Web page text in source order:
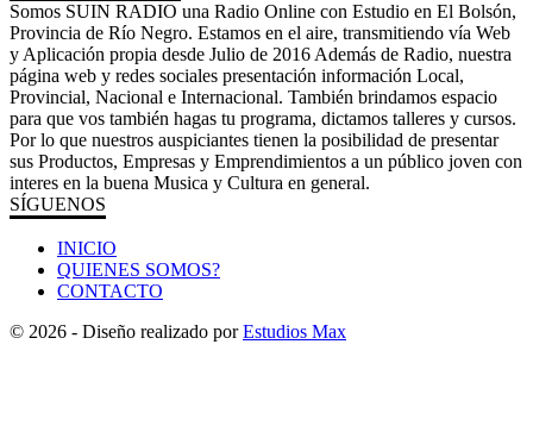
Somos SUIN RADIO una Radio Online con Estudio en El Bolsón,
Provincia de Río Negro. Estamos en el aire, transmitiendo vía Web
y Aplicación propia desde Julio de 2016 Además de Radio, nuestra
página web y redes sociales presentación información Local,
Provincial, Nacional e Internacional. También brindamos espacio
para que vos también hagas tu programa, dictamos talleres y cursos.
Por lo que nuestros auspiciantes tienen la posibilidad de presentar
sus Productos, Empresas y Emprendimientos a un público joven con
interes en la buena Musica y Cultura en general.
SÍGUENOS
INICIO
QUIENES SOMOS?
CONTACTO
© 2026 - Diseño realizado porEstudios Max